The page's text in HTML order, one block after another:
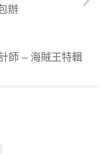
辦
師 – 海賊王特輯